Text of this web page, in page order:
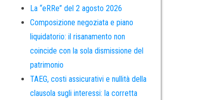
La “eRRe” del 2 agosto 2026
Composizione negoziata e piano
liquidatorio: il risanamento non
coincide con la sola dismissione del
patrimonio
TAEG, costi assicurativi e nullità della
clausola sugli interessi: la corretta